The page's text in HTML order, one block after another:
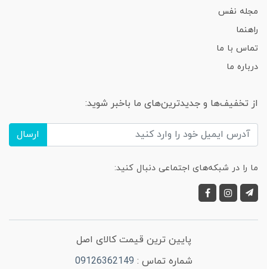
مجله نفس
راهنما
تماس با ما
درباره ما
از تخفیف‌ها و جدیدترین‌های ما باخبر شوید:
ارسال
ما را در شبکه‌های اجتماعی دنبال کنید:
پایین ترین قیمت کالای اصل
شماره تماس : 09126362149